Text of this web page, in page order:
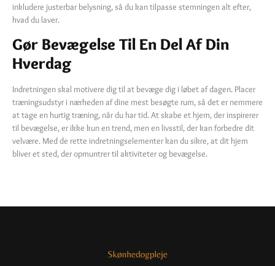
inkludere justerbar belysning, så du kan tilpasse stemningen alt efter,
hvad du laver.
Gør Bevægelse Til En Del Af Din
Hverdag
Indretningen skal motivere dig til at bevæge dig i løbet af dagen. Placer
træningsudstyr i nærheden af dine mest besøgte rum, så det er nemmere
at tage en hurtig træning, når du har tid. At skabe et hjem, der inspirerer
til bevægelse, er ikke kun en trend, men en livsstil, der kan forbedre dit
velvære. Med de rette indretningselementer kan du sikre, at dit hjem
bliver et sted, der opmuntrer til aktiviteter og bevægelse.